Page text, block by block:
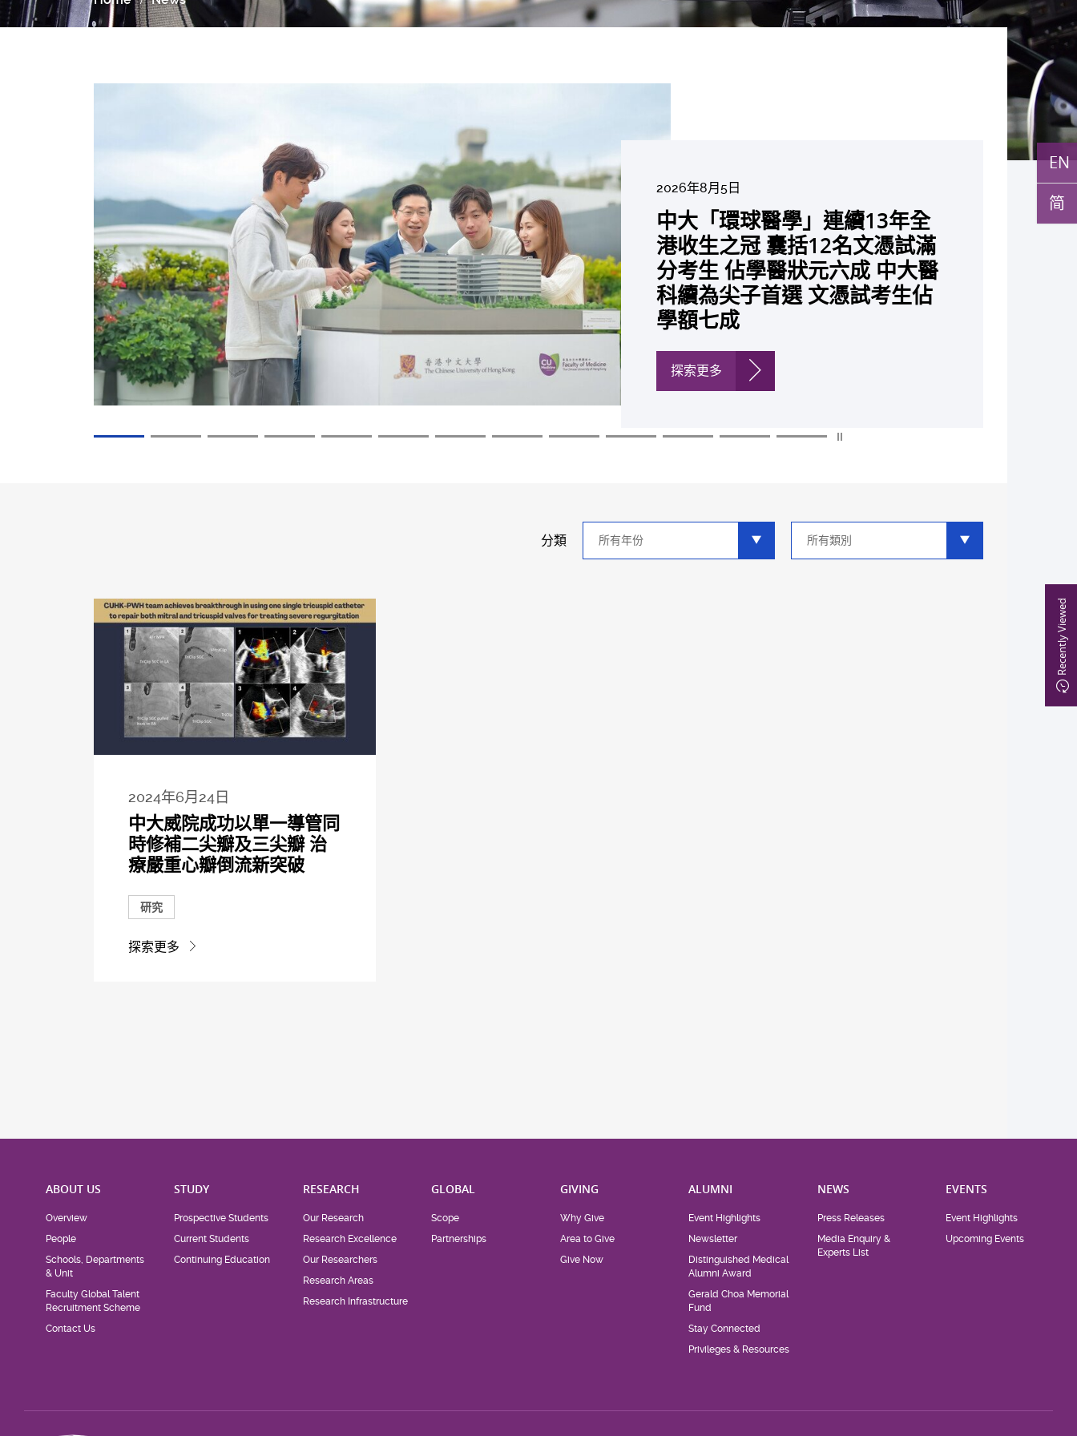
Recently Viewed
EN
简
2026年8月5日
中大「環球醫學」連續13年全
港收生之冠 囊括12名文憑試滿
分考生 佔學醫狀元六成 中大醫
科續為尖子首選 文憑試考生佔
學額七成
探索更多
中大成立嶄新 ITECH醫療科技
評估平台 推動健康經濟分析及
價值醫療
中大研發「AI-OCT」系統助測
糖尿黃斑水腫 假陽性轉介個案
銳減六成 縮短患者輪候診症時
間
探索更多
中大黃秀娟教授獲頒中國工程界
最高榮譽「光華工程科技獎」
成為今屆醫藥衞生領域唯一香港
學者
探索更多
中大新設「香港中文大學鳳凰獎
學金」嘉許公開試狀元 鼓勵學
醫狀元走出課堂放眼世界 裝備
21世紀妙手仁醫
探索更多
中大全新一站式PGT-Plus方案
精準辨識傳統檢測中複雜基因異
常「盲點」 降低人工受孕流產
及異常妊娠風險
探索更多
2026年6月22日
中大發現青光眼治療新靶點 小
鼠實驗證實可恢復七成視力 有
助開創嶄新神經保護療法
探索更多
2026年6月17日
中大成功拆解肝癌免疫治療耐藥
性機制 揭一種免疫細胞具「除
廢餵食」新功能助癌細胞耐藥性
探索更多
2026年6月10日
中大與多名全球專家共同牽頭跨
國肺癌研究 逾半晚期ALK陽性
肺癌病人七年無惡化 因特定基
因異常而引起的肺癌有望變成
「慢性病」 患者可與病共存
探索更多
2026年6月5日
中大教授陳重娥獲頒「清野裕傑
出領袖獎」 成為本港首名學者
榮膺亞洲糖尿病教研最高榮譽
探索更多
2026年6月2日
中大匯聚逾200位區域專家 探討
私人醫療保險如何推動全民健康
覆蓋
探索更多
2026年5月19日
中大張源津醫生成首位亞洲研究
員 榮獲國際泌尿科權威獎項
John K. Lattimer 講座獎
探索更多
2026年5月14日
中大取得「從實驗室到臨床應
用」研究突破 初步證實GLP-1
藥物可改善嚴重中風康復情況
探索更多
分類
類
分
2024年6月24日
中大威院成功以單一導管同
時修補二尖瓣及三尖瓣 治
療嚴重心瓣倒流新突破
研究
探索更多
ABOUT US
Overview
People
Schools, Departments
& Unit
Faculty Global Talent
Recruitment Scheme
Contact Us
STUDY
Prospective Students
Current Students
Continuing Education
RESEARCH
Our Research
Research Excellence
Our Researchers
Research Areas
Research Infrastructure
GLOBAL
Scope
Partnerships
GIVING
Why Give
Area to Give
Give Now
ALUMNI
Event Highlights
Newsletter
Distinguished Medical
Alumni Award
Gerald Choa Memorial
Fund
Stay Connected
Privileges & Resources
NEWS
Press Releases
Media Enquiry &
Experts List
EVENTS
Event Highlights
Upcoming Events